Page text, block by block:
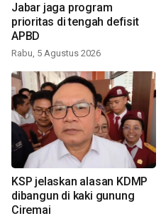
Jabar jaga program
prioritas di tengah defisit
APBD
Rabu, 5 Agustus 2026
KSP jelaskan alasan KDMP
dibangun di kaki gunung
Ciremai